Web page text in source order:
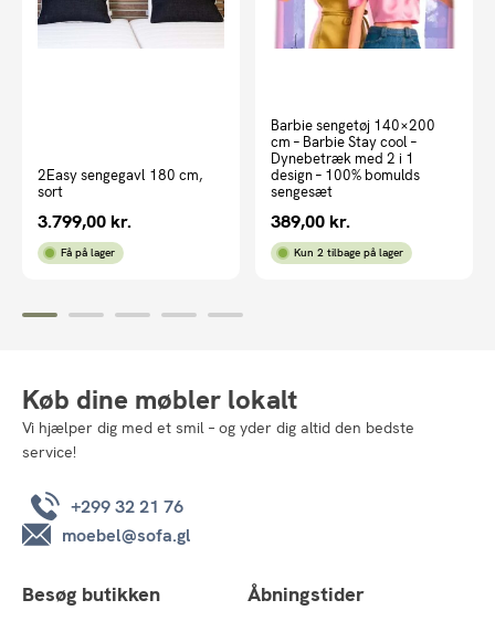
2Easy sengegavl 180 cm,
sort
3.799,00 kr.
Få på lager
Barbie sengetøj 140×200
cm – Barbie Stay cool –
Dynebetræk med 2 i 1
design – 100% bomulds
sengesæt
389,00 kr.
Kun 2 tilbage på lager
Køb dine møbler lokalt
Vi hjælper dig med et smil – og yder dig altid den bedste
service!
+299 32 21 76
moebel@sofa.gl
Besøg butikken Åbningstider